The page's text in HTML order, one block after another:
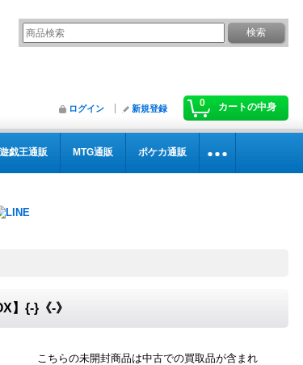
0 カートの中身
ログイン 新規登録
遊戯王通販 MTG通販 ポケカ通販
】{-}《-》
こちらの未開封商品は中古での買取品が含まれ